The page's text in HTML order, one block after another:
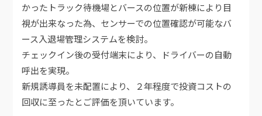
かったトラック待機場とバースの位置が新棟により目
視が出来なった為、センサーでの位置確認が可能なバ
ース入退場管理システムを検討。
チェックイン後の受付端末により、ドライバーの自動
呼出を実現。
新規誘導員を未配置により、２年程度で投資コストの
回収に至ったとご評価を頂いています。